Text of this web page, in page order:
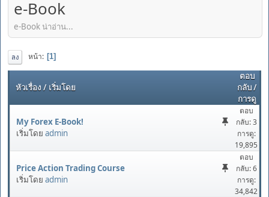
e-Book
e-Book น่าอ่าน...
ลง หน้า 1
หัวเรื่อง/ เริ่มโดย
ตอบ
กลับ/
การดู
My Forex E-Book!
เริ่มโดย admin
ตอบ
กลับ: 3
การดู:
19,895
Price Action Trading Course
เริ่มโดย admin
ตอบ
กลับ: 6
การดู:
34,842